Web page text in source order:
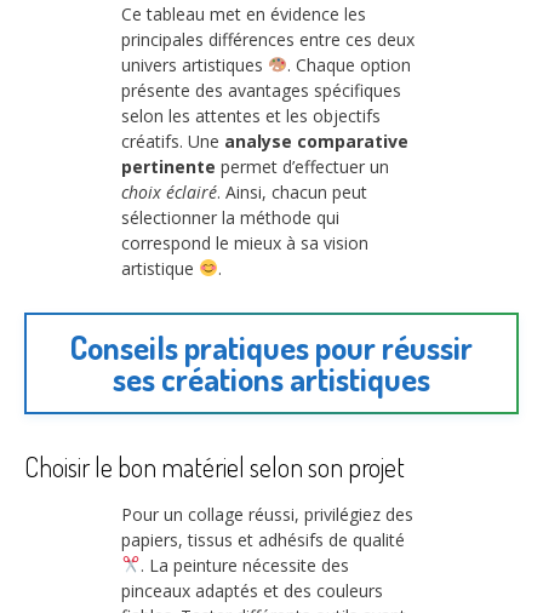
Ce tableau met en évidence les
principales différences entre ces deux
univers artistiques
. Chaque option
présente des avantages spécifiques
selon les attentes et les objectifs
créatifs. Une analyse comparative
pertinente permet d’effectuer un
choix éclairé. Ainsi, chacun peut
sélectionner la méthode qui
correspond le mieux à sa vision
artistique
.
Conseils pratiques pour réussir
ses créations artistiques
Choisir le bon matériel selon son projet
Pour un collage réussi, privilégiez des
papiers, tissus et adhésifs de qualité
. La peinture nécessite des
pinceaux adaptés et des couleurs